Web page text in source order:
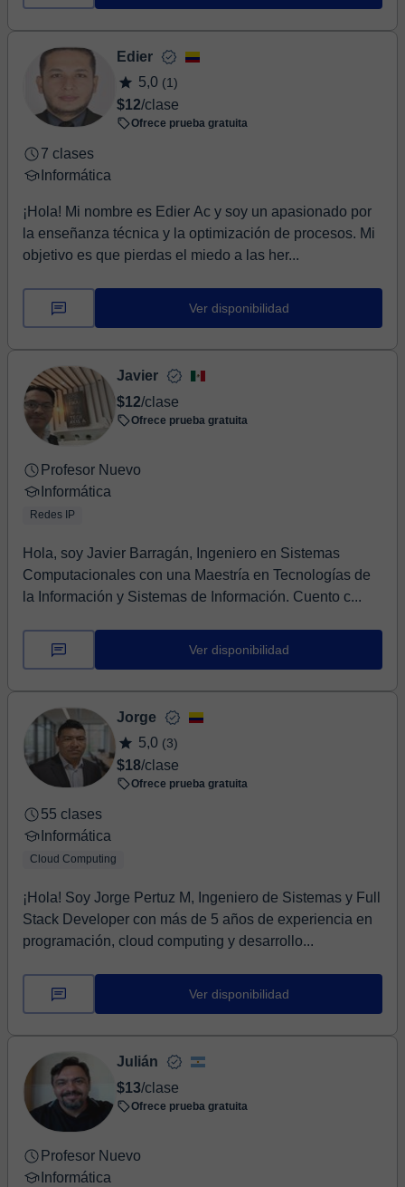
Edier
5,0 (1)
$12/clase
Ofrece prueba gratuita
7 clases
Informática
¡Hola! Mi nombre es Edier Ac y soy un apasionado por
la enseñanza técnica y la optimización de procesos. Mi
objetivo es que pierdas el miedo a las her...
Ver disponibilidad
Javier
$12/clase
Ofrece prueba gratuita
Profesor Nuevo
Informática
Redes IP
Hola, soy Javier Barragán, Ingeniero en Sistemas
Computacionales con una Maestría en Tecnologías de
la Información y Sistemas de Información. Cuento c...
Ver disponibilidad
Jorge
5,0 (3)
$18/clase
Ofrece prueba gratuita
55 clases
Informática
Cloud Computing
¡Hola! Soy Jorge Pertuz M, Ingeniero de Sistemas y Full
Stack Developer con más de 5 años de experiencia en
programación, cloud computing y desarrollo...
Ver disponibilidad
Julián
$13/clase
Ofrece prueba gratuita
Profesor Nuevo
Informática